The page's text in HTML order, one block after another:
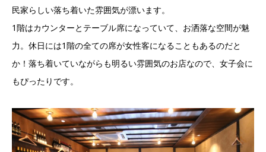
民家らしい落ち着いた雰囲気が漂います。
1階はカウンターとテーブル席になっていて、お洒落な空間が魅
力。休日には1階の全ての席が女性客になることもあるのだと
か！落ち着いていながらも明るい雰囲気のお店なので、女子会に
もぴったりです。